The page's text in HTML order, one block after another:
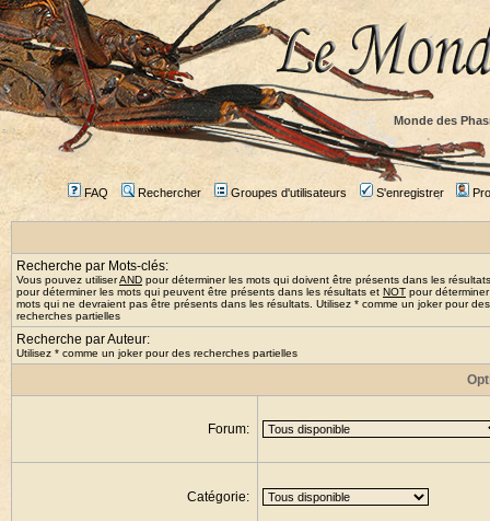
Monde des
FAQ Rechercher Groupes d'utilisateurs S'enregistrer
Recherche par Mots-clés:
Vous pouvez utiliserAND pour déterminer les mots qui doivent être présents dans les
pour déterminer les mots qui peuvent être présents dans les résultats et NOT pour
mots qui ne devraient pas être présents dans les résultats. Utilisez * comme un joker pour des
recherches partielles
Recherche par Auteur:
Utilisez * comme un joker pour des recherches partielles
Forum:
Catégorie: